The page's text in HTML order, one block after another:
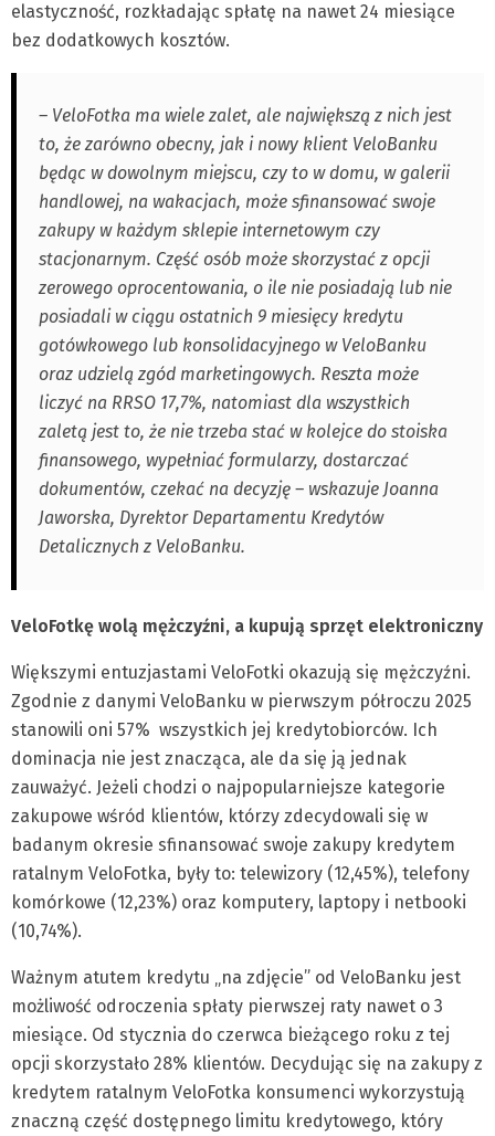
elastyczność, rozkładając spłatę na nawet 24 miesiące
bez dodatkowych kosztów.
– VeloFotka ma wiele zalet, ale największą z nich jest
to, że zarówno obecny, jak i nowy klient VeloBanku
będąc w dowolnym miejscu, czy to w domu, w galerii
handlowej, na wakacjach, może sfinansować swoje
zakupy w każdym sklepie internetowym czy
stacjonarnym. Część osób może skorzystać z opcji
zerowego oprocentowania, o ile nie posiadają lub nie
posiadali w ciągu ostatnich 9 miesięcy kredytu
gotówkowego lub konsolidacyjnego w VeloBanku
oraz udzielą zgód marketingowych. Reszta może
liczyć na RRSO 17,7%, natomiast dla wszystkich
zaletą jest to, że nie trzeba stać w kolejce do stoiska
finansowego, wypełniać formularzy, dostarczać
dokumentów, czekać na decyzję – wskazuje Joanna
Jaworska, Dyrektor Departamentu Kredytów
Detalicznych z VeloBanku.
VeloFotkę wolą mężczyźni, a kupują sprzęt elektroniczny
Większymi entuzjastami VeloFotki okazują się mężczyźni.
Zgodnie z danymi VeloBanku w pierwszym półroczu 2025
stanowili oni 57% wszystkich jej kredytobiorców. Ich
dominacja nie jest znacząca, ale da się ją jednak
zauważyć. Jeżeli chodzi o najpopularniejsze kategorie
zakupowe wśród klientów, którzy zdecydowali się w
badanym okresie sfinansować swoje zakupy kredytem
ratalnym VeloFotka, były to: telewizory (12,45%), telefony
komórkowe (12,23%) oraz komputery, laptopy i netbooki
(10,74%).
Ważnym atutem kredytu „na zdjęcie” od VeloBanku jest
możliwość odroczenia spłaty pierwszej raty nawet o 3
miesiące. Od stycznia do czerwca bieżącego roku z tej
opcji skorzystało 28% klientów. Decydując się na zakupy z
kredytem ratalnym VeloFotka konsumenci wykorzystują
znaczną część dostępnego limitu kredytowego, który